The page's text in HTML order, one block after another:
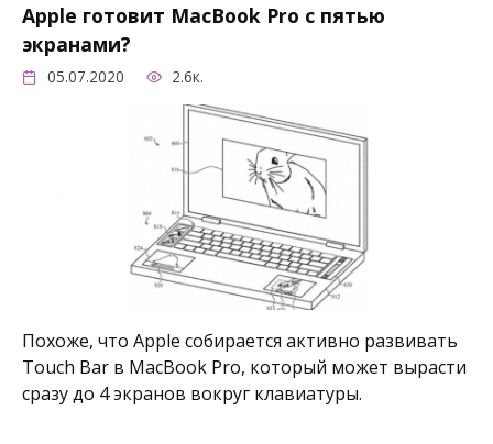
Apple готовит MacBook Pro с пятью
экранами?
05.07.2020 2.6к.
Похоже, что Apple собирается активно развивать
Touch Bar в MacBook Pro, который может вырасти
сразу до 4 экранов вокруг клавиатуры.